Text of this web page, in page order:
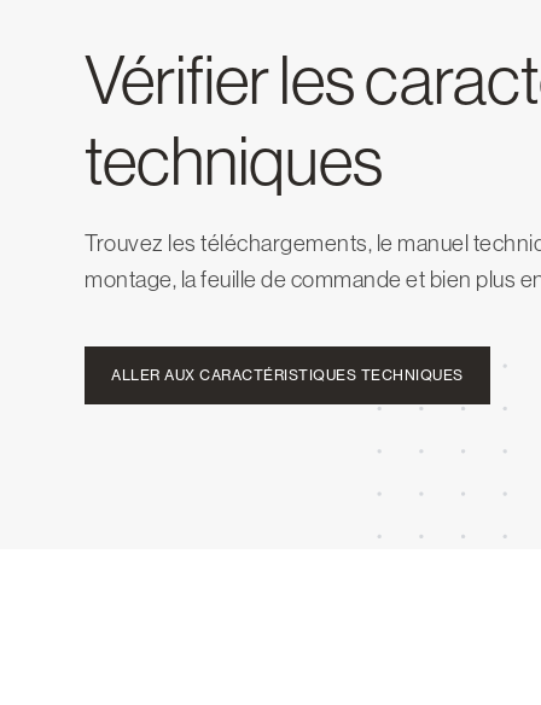
Vérifier les
techniques
Trouvez les téléchargements, le manuel
montage, la feuille de commande et bien plus
ALLER AUX CARACTÉRISTIQUES TECHNIQUES